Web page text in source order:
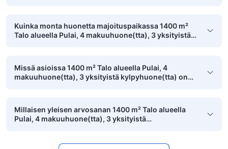
Kuinka monta huonetta majoituspaikassa 1400 m²
Talo alueella Pulai, 4 makuuhuone(tta), 3 yksityistä
Missä asioissa 1400 m² Talo alueella Pulai, 4
makuuhuone(tta), 3 yksityistä kylpyhuone(tta) on
Millaisen yleisen arvosanan 1400 m² Talo alueella
Pulai, 4 makuuhuone(tta), 3 yksityistä